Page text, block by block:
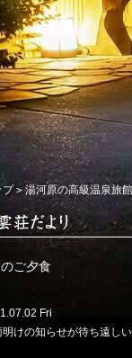
プ 湯河原の高級温泉旅
ご夕食
Fri
けの知らせが待ち遠しい